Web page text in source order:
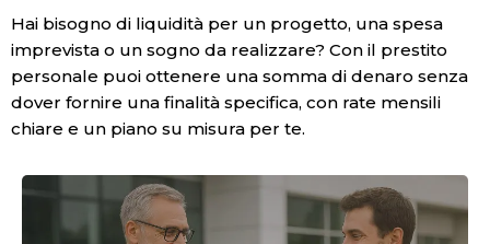
Hai bisogno di liquidità per un progetto, una spesa
imprevista o un sogno da realizzare? Con il prestito
personale puoi ottenere una somma di denaro senza
dover fornire una finalità specifica, con rate mensili
chiare e un piano su misura per te.